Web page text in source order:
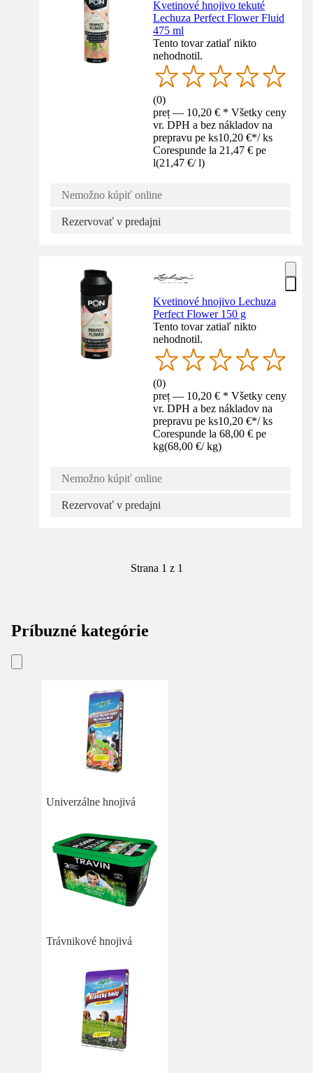
Kvetinové hnojivo tekuté
Lechuza Perfect Flower Fluid
475 ml
Tento tovar zatiaľ nikto
nehodnotil.
(0)
preț — 10,20 € * Všetky ceny
vr. DPH a bez nákladov na
prepravu pe ks10,20 €*/ ks
Corespunde la 21,47 € pe
l(21,47 €/ l)
Nemožno kúpiť online
Rezervovať v predajni
Kvetinové hnojivo Lechuza
Perfect Flower 150 g
Tento tovar zatiaľ nikto
nehodnotil.
(0)
preț — 10,20 € * Všetky ceny
vr. DPH a bez nákladov na
prepravu pe ks10,20 €*/ ks
Corespunde la 68,00 € pe
kg(68,00 €/ kg)
Nemožno kúpiť online
Rezervovať v predajni
Strana 1 z 1
Príbuzné kategórie
Univerzálne hnojivá
Trávnikové hnojivá